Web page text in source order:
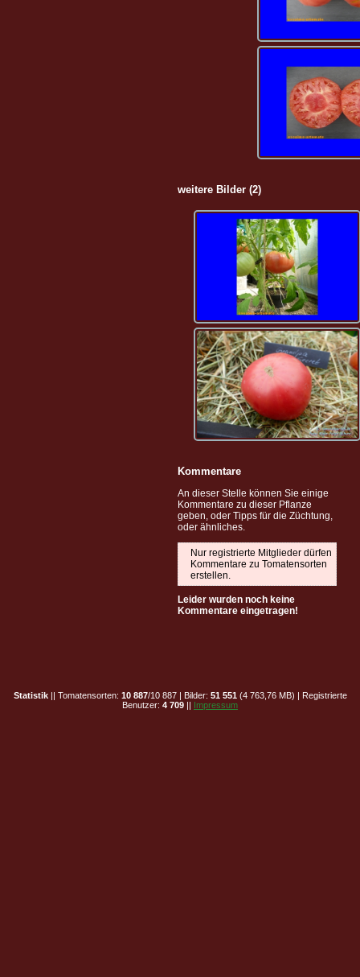
weitere Bilder (2)
Kommentare
An dieser Stelle können Sie einige
Kommentare zu dieser Pflanze
geben, oder Tipps für die Züchtung,
oder ähnliches.
Nur registrierte Mitglieder dürfen
Kommentare zu Tomatensorten
erstellen.
Leider wurden noch keine
Kommentare eingetragen!
Statistik|| Tomatensorten: 10 887/10 887 | Bilder: 51 551 (4 763,76 MB) | Registrierte
Benutzer: 4 709 || Impressum